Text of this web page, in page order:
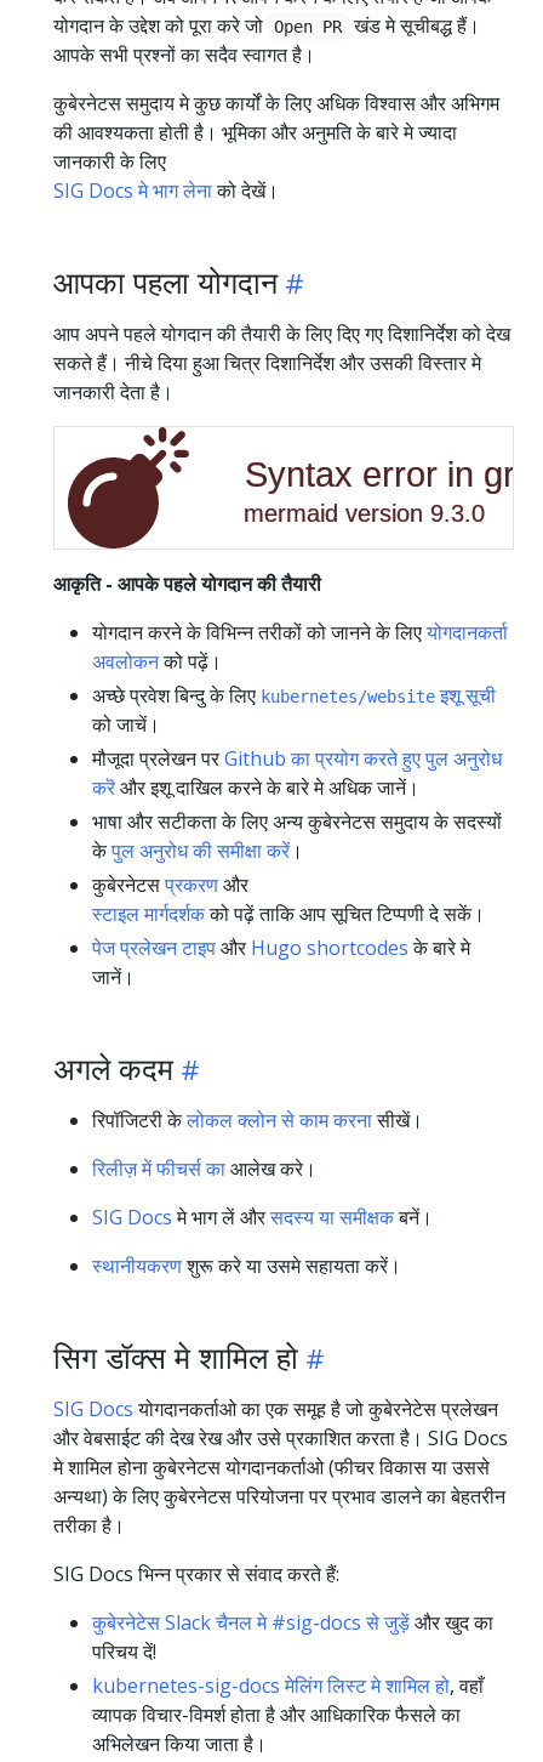
योगदान के उद्देश को पूरा करे जो Open PR खंड मे सूचीबद्ध हैं।
आपके सभी प्रश्नों का सदैव स्वागत है।
कुबेरनेटस समुदाय मे कुछ कार्यों के लिए अधिक विश्वास और अभिगम
की आवश्यकता होती है। भूमिका और अनुमति के बारे मे ज्यादा
जानकारी के लिए
SIG Docs मे भाग लेनाको देखें।
आपका पहला योगदान
आप अपने पहले योगदान की तैयारी के लिए दिए गए दिशानिर्देश को देख
सकते हैं। नीचे दिया हुआ चित्र दिशानिर्देश और उसकी विस्तार मे
जानकारी देता है।
Syntax error in
mermaid version 9.3.0
आकृति - आपके पहले योगदान की तैयारी
योगदान करने के विभिन्न तरीकों को जानने के लिएयोगदानकर्ता
अवलोकनको पढ़ें।
अच्छे प्रवेश बिन्दु के लिए kubernetes/websiteइशू सूची
को जाचें।
मौजूदा प्रलेखन परGithub का प्रयोग करते हुए पुल अनुरोध
करॆऔर इशू दाखिल करने के बारे मे अधिक जानें।
भाषा और सटीकता के लिए अन्य कुबेरनेटस समुदाय के सदस्यों
केपुल अनुरोध की समीक्षा करें ।
कुबेरनेटसप्रकरणऔर
स्टाइल मार्गदर्शकको पढ़ें ताकि आप सूचित टिप्पणी दे सकें।
पेज प्रलेखन टाइपऔर Hugo shortcodesके बारे मे
जानें।
अगले कदम
रिपॉजिटरी केलोकल क्लोन से काम करनासीखें।
रिलीज़ में फीचर्स काआलेख करे।
SIG Docsमे भाग लें औरसदस्य या समीक्षकबनें।
स्थानीयकरणशुरू करे या उसमे सहायता करें।
सिग डॉक्स मे शामिल हो
SIG Docsयोगदानकर्ताओ का एक समूह है जो कुबेरनेटेस प्रलेखन
और वेबसाईट की देख रेख और उसे प्रकाशित करता है। SIG Docs
मे शामिल होना कुबेरनेटस योगदानकर्ताओ (फीचर विकास या उससे
अन्यथा) के लिए कुबेरनेटस परियोजना पर प्रभाव डालने का बेहतरीन
तरीका है।
SIG Docs भिन्न प्रकार से संवाद करते हैं:
कुबेरनेटेस Slack चैनल मे #sig-docs से जुड़ेंऔर खुद का
परिचय दें!
kubernetes-sig-docs मेलिंग लिस्ट मे शामिल हो, वहाँ
व्यापक विचार-विमर्श होता है और आधिकारिक फैसले का
अभिलेखन किया जाता है।